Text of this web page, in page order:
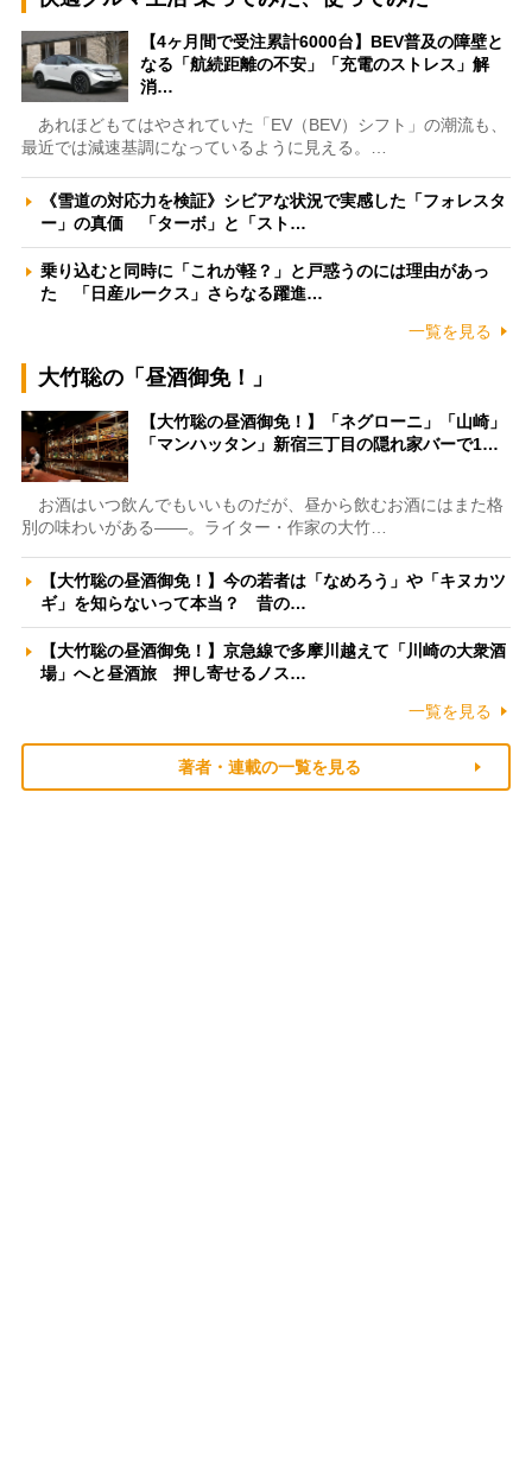
【4ヶ月間で受注累計6000台】BEV普及の障壁と
なる「航続距離の不安」「充電のストレス」解
消…
あれほどもてはやされていた「EV（BEV）シフト」の潮流も、
最近では減速基調になっているように見える。…
《雪道の対応力を検証》シビアな状況で実感した「フォレスタ
ー」の真価 「ターボ」と「スト…
乗り込むと同時に「これが軽？」と戸惑うのには理由があっ
た 「日産ルークス」さらなる躍進…
一覧を見る
大竹聡の「昼酒御免！」
【大竹聡の昼酒御免！】「ネグローニ」「山崎」
「マンハッタン」新宿三丁目の隠れ家バーで1…
お酒はいつ飲んでもいいものだが、昼から飲むお酒にはまた格
別の味わいがある――。ライター・作家の大竹…
【大竹聡の昼酒御免！】今の若者は「なめろう」や「キヌカツ
ギ」を知らないって本当？ 昔の…
【大竹聡の昼酒御免！】京急線で多摩川越えて「川崎の大衆酒
場」へと昼酒旅 押し寄せるノス…
一覧を見る
著者・連載の一覧を見る